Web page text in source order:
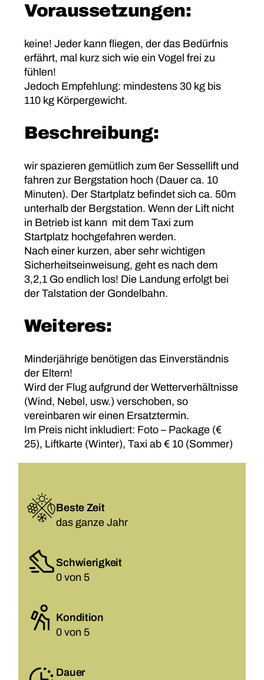
Voraussetzungen:
keine! Jeder kann fliegen, der das Bedürfnis
erfährt, mal kurz sich wie ein Vogel frei zu
fühlen!
Jedoch Empfehlung: mindestens 30 kg bis
110 kg Körpergewicht.
Beschreibung:
wir spazieren gemütlich zum 6er Sessellift und
fahren zur Bergstation hoch (Dauer ca. 10
Minuten). Der Startplatz befindet sich ca. 50m
unterhalb der Bergstation. Wenn der Lift nicht
in Betrieb ist kann mit dem Taxi zum
Startplatz hochgefahren werden.
Nach einer kurzen, aber sehr wichtigen
Sicherheitseinweisung, geht es nach dem
3,2,1 Go endlich los! Die Landung erfolgt bei
der Talstation der Gondelbahn.
Weiteres:
Minderjährige benötigen das Einverständnis
der Eltern!
Wird der Flug aufgrund der Wetterverhältnisse
(Wind, Nebel, usw.) verschoben, so
vereinbaren wir einen Ersatztermin.
Im Preis nicht inkludiert: Foto – Package (€
25), Liftkarte (Winter), Taxi ab € 10 (Sommer)
Beste Zeit
das ganze Jahr
Schwierigkeit
0 von 5
Kondition
0 von 5
Dauer